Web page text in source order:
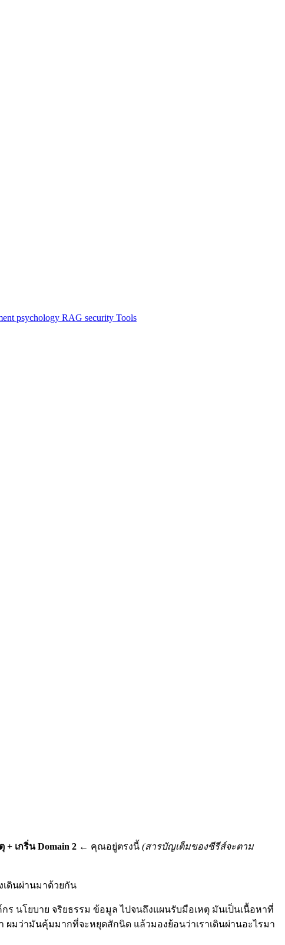
psychology RAG security Tools
+ เกริ่น Domain 2 ← คุณอยู่ตรงนี้ (สารบัญเต็มของซีรีส์จะตาม
เดินผ่านมาด้วยกัน
นโยบาย จริยธรรม ข้อมูล ไปจนถึงแผนรับมือเหตุ มันเป็นเนื้อหาที่
ผมว่ามันคุ้มมากที่จะหยุดสักนิด แล้วมองย้อนว่าเราเดินผ่านอะไรมา